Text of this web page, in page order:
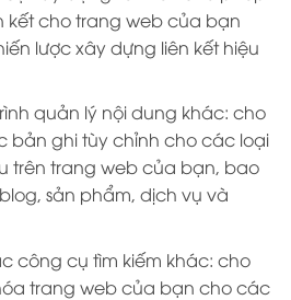
kết cho trang web của bạn
lược xây dựng liên kết hiệu
quản lý nội dung khác: cho
bản ghi tùy chỉnh cho các loại
trên trang web của bạn, bao
sản phẩm, dịch vụ và
công cụ tìm kiếm khác: cho
trang web của bạn cho các